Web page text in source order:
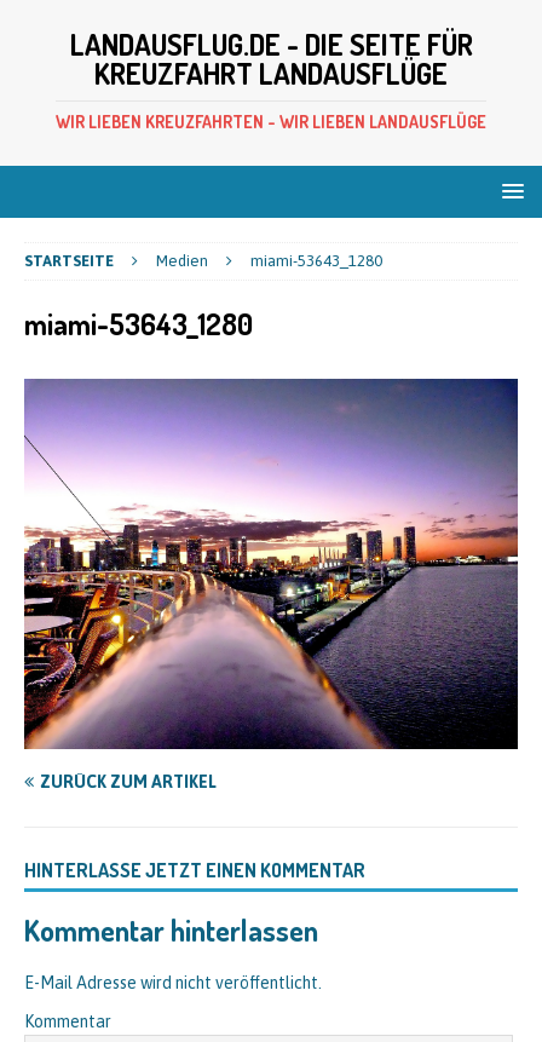
LANDAUSFLUG.DE - DIE SEITE FÜR
KREUZFAHRT LANDAUSFLÜGE
WIR LIEBEN KREUZFAHRTEN - WIR LIEBEN LANDAUSFLÜGE
STARTSEITE Medien miami-53643_1280
miami-53643_1280
ZURÜCK ZUM ARTIKEL
HINTERLASSE JETZT EINEN KOMMENTAR
Kommentar hinterlassen
E-Mail Adresse wird nicht veröffentlicht.
Kommentar